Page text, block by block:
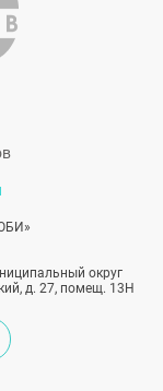
что в
о
вопросом,
сейчас.
округ
д. 27, помещ. 13Н